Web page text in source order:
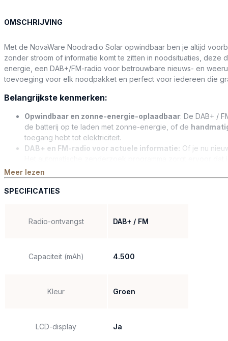
OMSCHRIJVING
Met de NovaWare Noodradio Solar opwindbaar ben je altijd
zonder stroom of informatie komt te zitten in noodsituaties,
energie, een DAB+/FM-radio voor betrouwbare nieuws- en
toevoeging voor elk noodpakket en perfect voor iedereen die
Belangrijkste kenmerken:
Opwindbaar en zonne-energie-oplaadbaar: De DAB+ /
de batterij op te laden met zonne-energie, of de
toegang hebt tot elektriciteit.
DAB+ en FM-radio voor actuele informatie: Of je nu
noodsituaties en houdt je up to date, zelfs als andere
Powerbank met 4500mAh batterij: Met de ingebouwde
zonder toegang tot stroom, zodat je altijd in contact kunt
Weerbestendig ontwerp : DeNovaWare Noodradio DAB
het apparaat perfect voor noodsituaties of nacht expedities.
Meer lezen
SPECIFICATIES
Radio-ontvangst DAB+ / FM
Capaciteit (mAh) 4.500
Kleur Groen
LCD-display Ja